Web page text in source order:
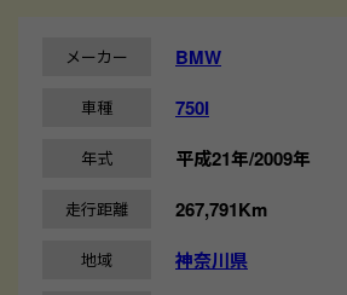
メーカー BMW
車種 750I
年式 平成21年/2009年
走行距離 267,791Km
地域 神奈川県